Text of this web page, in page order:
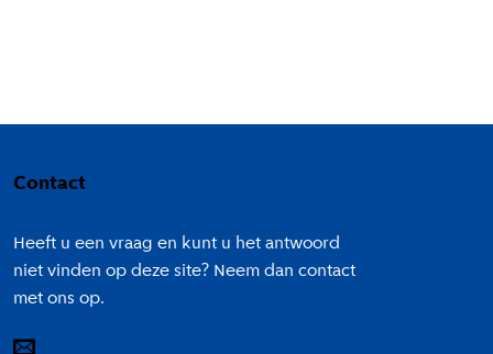
Contact
Heeft u een vraag en kunt u het antwoord
niet vinden op deze site? Neem dan contact
met ons op.